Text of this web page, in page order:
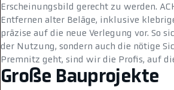
Erscheinungsbild gerecht zu werden.
Entfernen alter Beläge, inklusive
präzise auf die neue Verlegung vor. So
der Nutzung, sondern auch die nötige
Premnitz geht, sind wir die Profis, auf
Große Bauprojekte